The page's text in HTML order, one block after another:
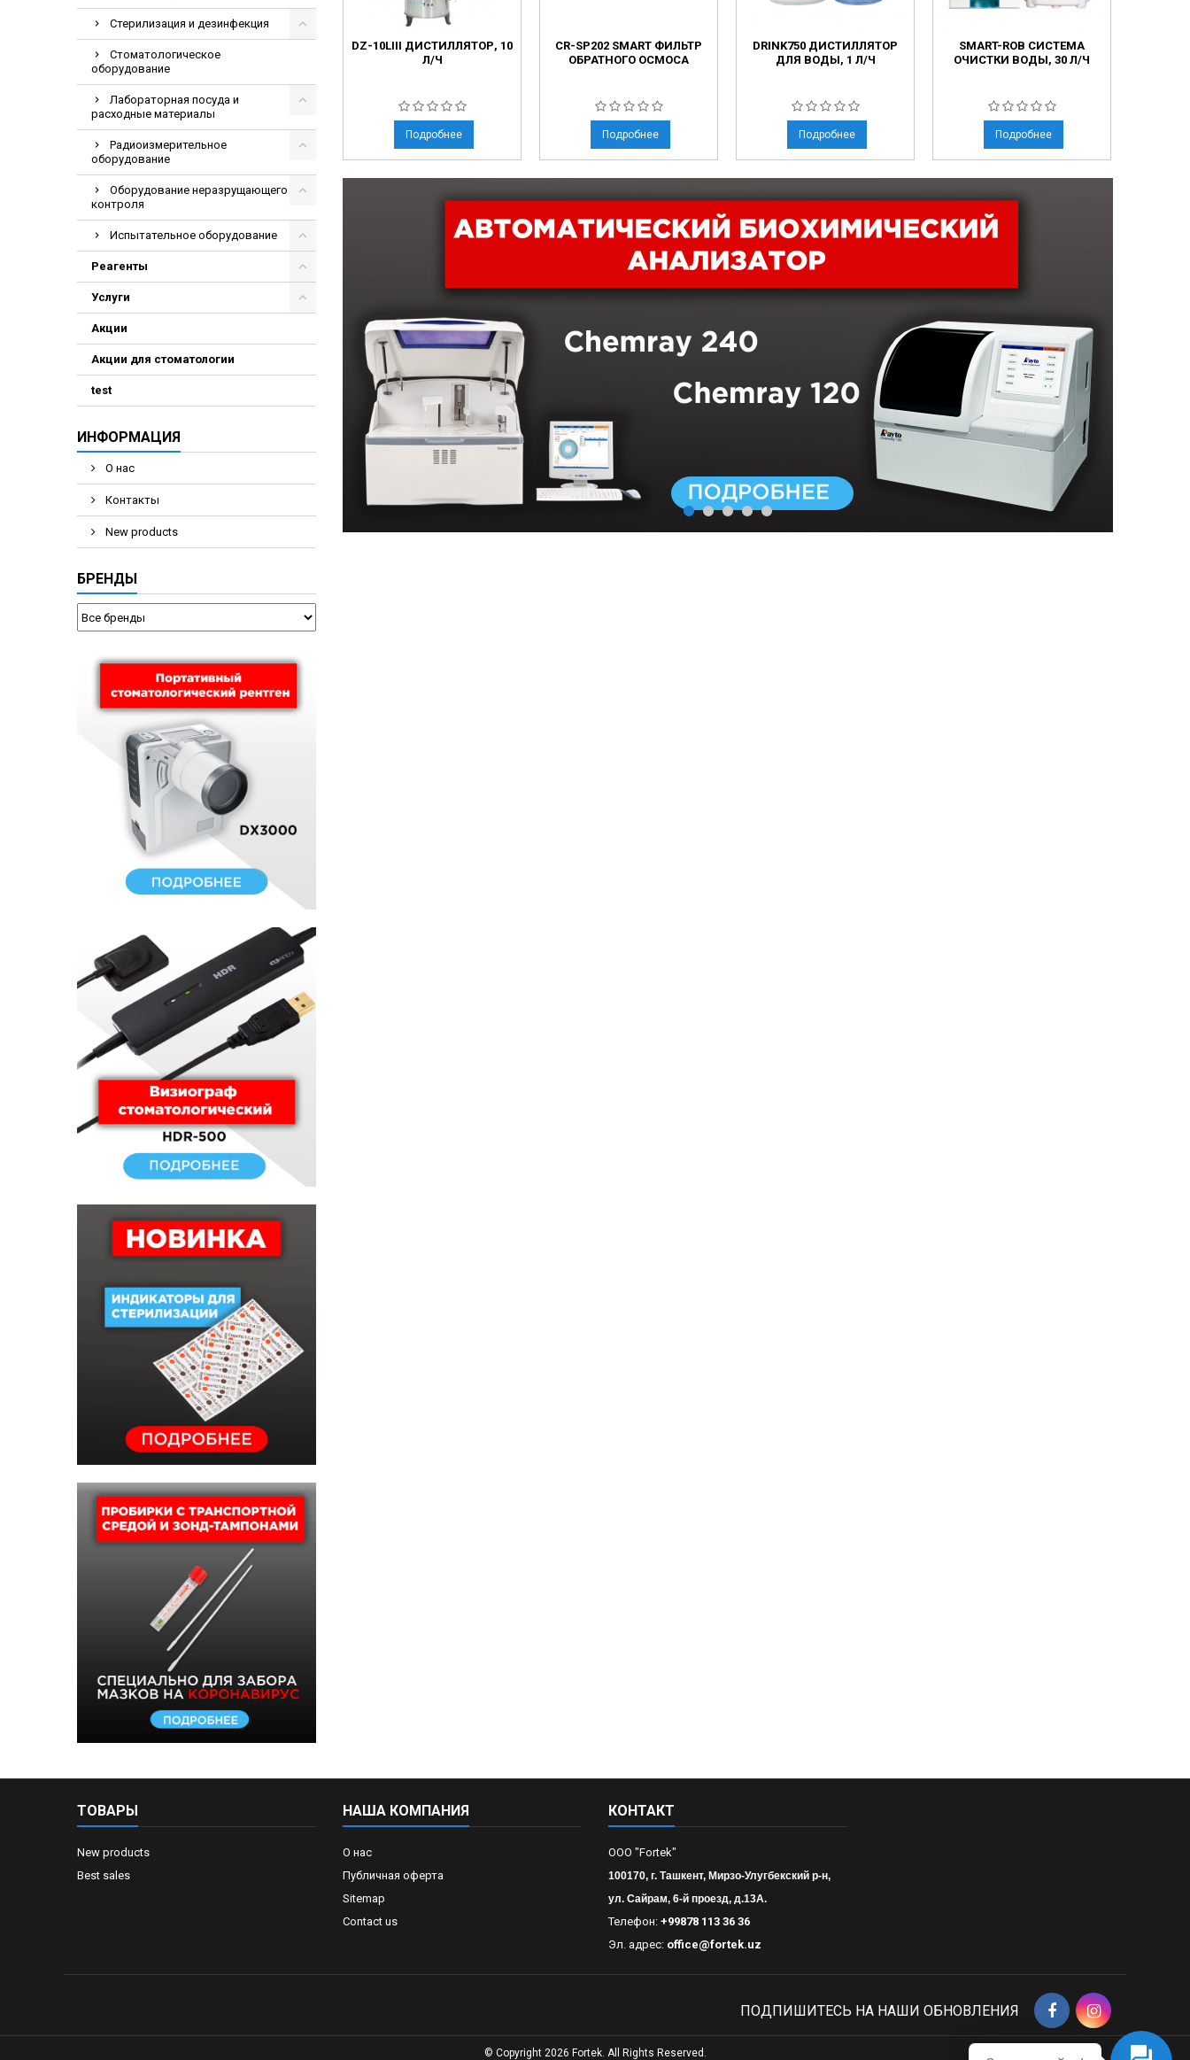
Стерилизация и дезинфекция
Стоматологическое
оборудование
Лабораторная посуда и
расходные материалы
Радиоизмерительное
оборудование
Оборудование неразрущающего
контроля
Испытательное оборудование
Реагенты
Услуги
Акции
Акции для стоматологии
test
ИНФОРМАЦИЯ
О нас
Контакты
New products
БРЕНДЫ
DZ-10LIII ДИСТИЛЛЯТОР, 10
Л/Ч
Подробнее
CR-SP202 SMART ФИЛЬТР
ОБРАТНОГО ОСМОСА
Подробнее
DRINK750 ДИСТИЛЛЯТОР
ДЛЯ ВОДЫ, 1 Л/Ч
Подробнее
SMART-ROB CИСТЕМА
ОЧИСТКИ ВОДЫ, 30 Л/Ч
Подробнее
ТОВАРЫ
New products
Best sales
НАША КОМПАНИЯ
О нас
Публичная оферта
Sitemap
Contact us
КОНТАКТ
OOO "Fortek"
100170, г. Ташкент, Мирзо-Улугбекский р-н,
ул. Сайрам, 6-й проезд, д.13А.
Телефон: +99878 113 36 36
Эл. адрес: office@fortek.uz
ПОДПИШИТЕСЬ НА НАШИ ОБНОВЛЕНИЯ
© Copyright 2026 Fortek. All Rights Reserved.